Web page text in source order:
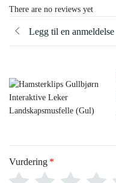
There are no reviews yet
Legg til en anmeldelse
Vurdering *